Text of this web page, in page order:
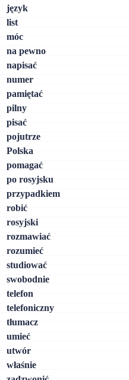
język
list
móc
na pewno
napisać
numer
pamiętać
pilny
pisać
pojutrze
Polska
pomagać
po rosyjsku
przypadkiem
robić
rosyjski
rozmawiać
rozumieć
studiować
swobodnie
telefon
telefoniczny
tłumacz
umieć
utwór
właśnie